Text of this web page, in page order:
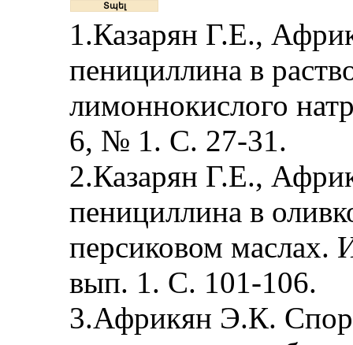
Տպել
1.Казарян Г.Е.,
пенициллина в
лимоннокислого
6, № 1. С. 27-31.
2.Казарян Г.Е.,
пенициллина в
персиковом
вып. 1. С. 101-106.
3.Африкян Э.К.